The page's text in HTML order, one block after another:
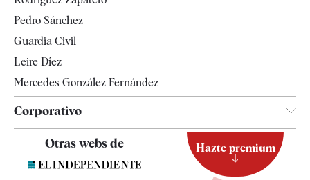
Televisión
Pedro Sánchez
Guardia Civil
Leire Díez
Mercedes González Fernández
Corporativo
Contacto
Otras webs de Hazte premium